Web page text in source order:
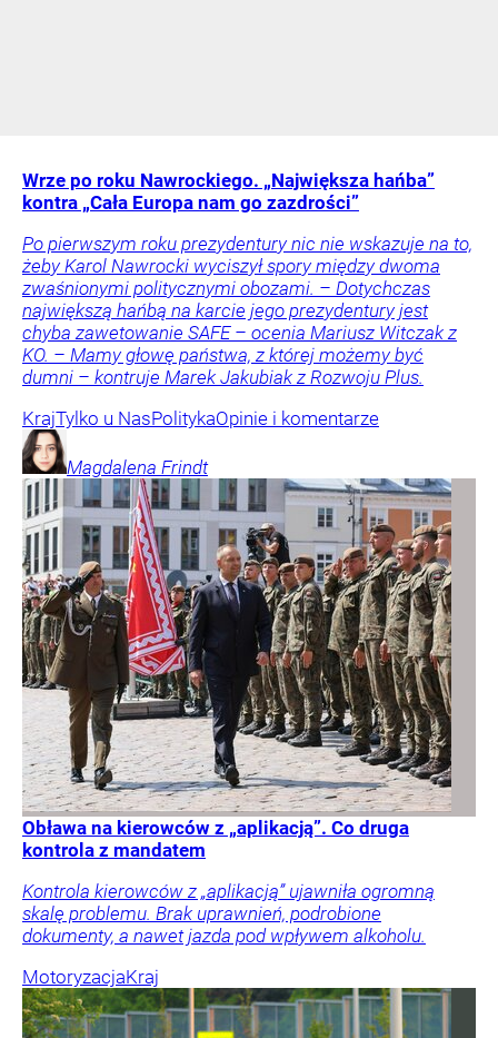
Wrze po roku Nawrockiego. „Największa hańba”
kontra „Cała Europa nam go zazdrości”
Po pierwszym roku prezydentury nic nie wskazuje na to,
żeby Karol Nawrocki wyciszył spory między dwoma
zwaśnionymi politycznymi obozami. – Dotychczas
największą hańbą na karcie jego prezydentury jest
chyba zawetowanie SAFE – ocenia Mariusz Witczak z
KO. – Mamy głowę państwa, z której możemy być
dumni – kontruje Marek Jakubiak z Rozwoju Plus.
KrajTylko u NasPolitykaOpinie i komentarze
Magdalena Frindt
Obława na kierowców z „aplikacją”. Co druga
kontrola z mandatem
Kontrola kierowców z „aplikacją” ujawniła ogromną
skalę problemu. Brak uprawnień, podrobione
dokumenty, a nawet jazda pod wpływem alkoholu.
MotoryzacjaKraj